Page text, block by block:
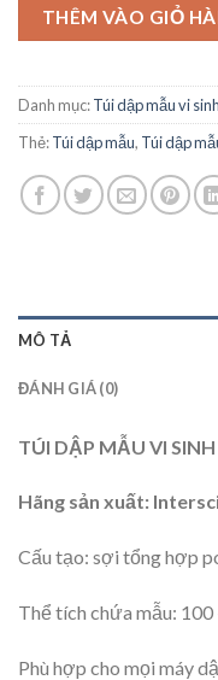
THÊM VÀO GIỎ
Danh mục:Túi dập mẫu vi sinh
Thẻ:Túi dập mẫu, Túi dập
MÔ TẢ
ĐÁNH GIÁ (0)
TÚI DẬP MẪU VI SINH
Hãng sản xuất:
Cấu tạo: sợi tổng hợp
Thể tích chứa mẫu: 100
Phù hợp cho mọi máy